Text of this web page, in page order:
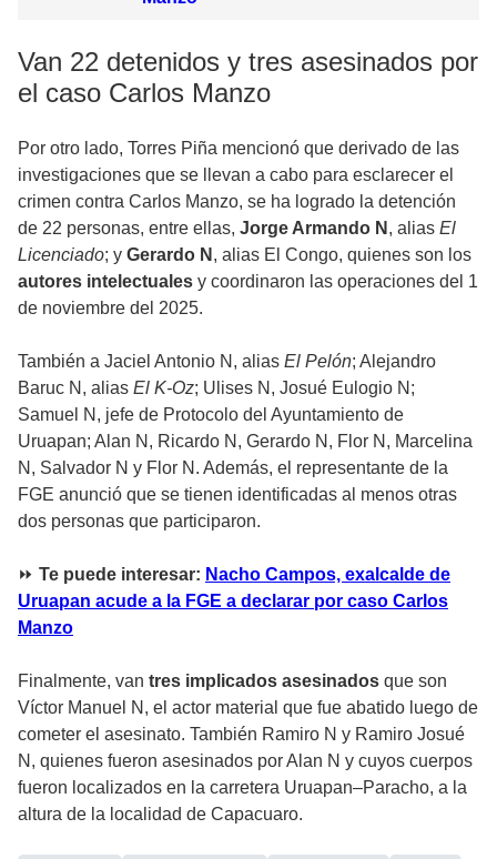
Van 22 detenidos y tres asesinados por
el caso Carlos Manzo
Por otro lado, Torres Piña mencionó que derivado de las
investigaciones que se llevan a cabo para esclarecer el
crimen contra Carlos Manzo, se ha logrado la detención
de 22 personas, entre ellas, Jorge Armando N , alias El
Licenciado; y Gerardo N , alias El Congo, quienes son los
autores intelectuales y coordinaron las operaciones del 1
de noviembre del 2025.
También a Jaciel Antonio N, alias El Pelón; Alejandro
Baruc N, alias El K-Oz; Ulises N, Josué Eulogio N;
Samuel N, jefe de Protocolo del Ayuntamiento de
Uruapan; Alan N, Ricardo N, Gerardo N, Flor N, Marcelina
N, Salvador N y Flor N. Además, el representante de la
FGE anunció que se tienen identificadas al menos otras
dos personas que participaron.
⏩ Te puede interesar: Nacho Campos, exalcalde de
Uruapan acude a la FGE a declarar por caso Carlos
Manzo
Finalmente, van tres implicados asesinados que son
Víctor Manuel N, el actor material que fue abatido luego de
cometer el asesinato. También Ramiro N y Ramiro Josué
N, quienes fueron asesinados por Alan N y cuyos cuerpos
fueron localizados en la carretera Uruapan–Paracho, a la
altura de la localidad de Capacuaro.